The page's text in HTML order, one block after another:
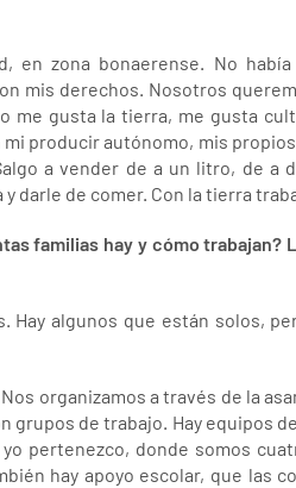
en zona bonaerense. No
mis derechos. Nosotros
me gusta la tierra, me gusta
producir autónomo, mis
a vender de a un litro, de
darle de comer. Con la tierra
familias hay y cómo
Hay algunos que están solos,
Nos organizamos a través de la
grupos de trabajo. Hay equipos
pertenezco, donde somos
hay apoyo escolar, que las